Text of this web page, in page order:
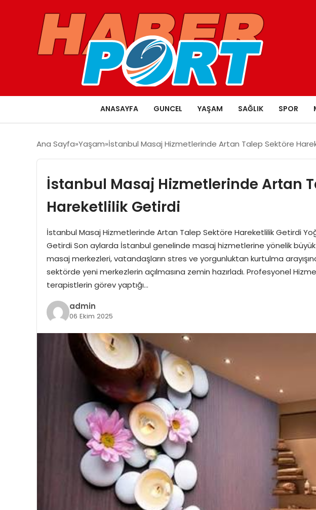
ANASAYFA GUNCEL YAŞAM SAĞLIK SPOR
Ana Sayfa Yaşam İstanbul Masaj Hizmetlerinde Artan Talep Sektöre
İstanbul Masaj Hizmetlerinde Artan
Hareketlilik Getirdi
İstanbul Masaj Hizmetlerinde Artan Talep Sektöre Hareketlilik Getirdi
Getirdi Son aylarda İstanbul genelinde masaj hizmetlerine yönelik
masaj merkezleri, vatandaşların stres ve yorgunluktan kurtulma
sektörde yeni merkezlerin açılmasına zemin hazırladı. Profesyonel
terapistlerin görev yaptığı…
admin
06 Ekim 2025